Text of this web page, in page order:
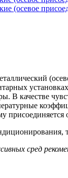
В качестве
сред